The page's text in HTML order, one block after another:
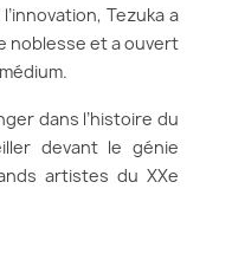
Tezuka a
noblesse et a ouvert
dans l’histoire du
devant le génie
artistes du XXe